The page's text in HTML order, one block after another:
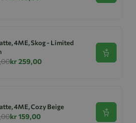
4ME, Skog - Limited
kr 259,00
Se
4ME, Cozy Beige
kr 159,00 Se